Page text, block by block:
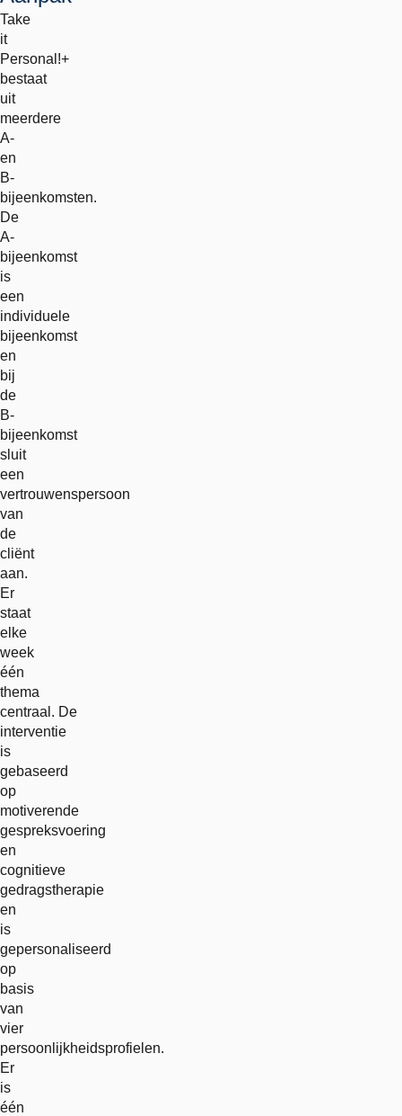
Take
it
Personal!+
bestaat
uit
meerdere
A-
en
B-
bijeenkomsten.
De
A-
bijeenkomst
is
een
individuele
bijeenkomst
en
bij
de
B-
bijeenkomst
sluit
een
vertrouwenspersoon
van
de
cliënt
aan.
Er
staat
elke
week
één
thema
centraal. De
interventie
is
gebaseerd
op
motiverende
gespreksvoering
en
cognitieve
gedragstherapie
en
is
gepersonaliseerd
op
basis
van
vier
persoonlijkheidsprofielen.
Er
is
één